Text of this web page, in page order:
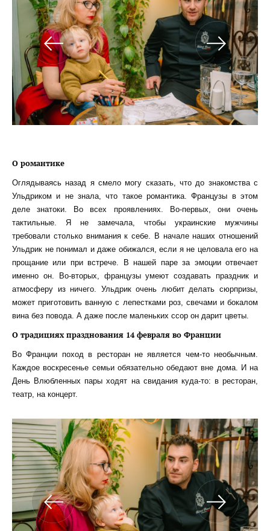
О романтике
Оглядываясь назад я смело могу сказать, что до знакомства с
Ульдриком и не знала, что такое романтика. Французы в этом
деле знатоки. Во всех проявлениях. Во-первых, они очень
тактильные. Я не замечала, чтобы украинские мужчины
требовали столько внимания к себе. В начале наших отношений
Ульдрик не понимал и даже обижался, если я не целовала его на
прощание или при встрече. В нашей паре за эмоции отвечает
именно он. Во-вторых, французы умеют создавать праздник и
атмосферу из ничего. Ульдрик очень любит делать сюрпризы,
может приготовить ванную с лепестками роз, свечами и бокалом
вина без повода. А даже после маленьких ссор он дарит цветы.
О традициях празднования 14 февраля во Франции
Во Франции поход в ресторан не является чем-то необычным.
Каждое воскресенье семьи обязательно обедают вне дома. И на
День Влюбленных пары ходят на свидания куда-то: в ресторан,
театр, на концерт.